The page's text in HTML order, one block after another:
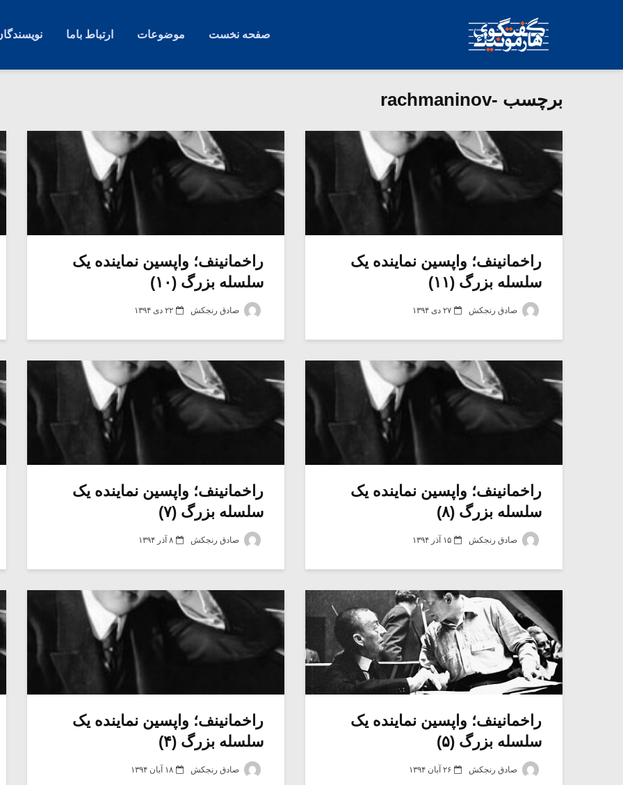
صفحه نخست موضوعات ارتباط باما
برچسب -rachmaninov
راخمانینف؛ واپسین نماینده یک
سلسله بزرگ (۱۱)
صادق رنجکش ۲۷ دی ۱۳۹۴
راخمانینف؛ واپسین نماینده یک
سلسله بزرگ (۱۰)
صادق رنجکش ۲۲ دی ۱۳۹۴
راخمانینف؛ واپسین نماینده یک
سلسله بزرگ (۸)
صادق رنجکش ۱۵ آذر ۱۳۹۴
راخمانینف؛ واپسین نماینده یک
سلسله بزرگ (۷)
صادق رنجکش ۸ آذر ۱۳۹۴
راخمانینف؛ واپسین نماینده یک
سلسله بزرگ (۵)
صادق رنجکش ۲۶ آبان ۱۳۹۴
راخمانینف؛ واپسین نماینده یک
سلسله بزرگ (۴)
صادق رنجکش ۱۸ آبان ۱۳۹۴